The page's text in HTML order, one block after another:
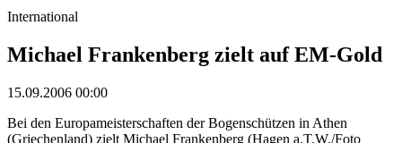
International
Michael Frankenberg zielt auf EM-Gold
15.09.2006 00:00
Bei den Europameisterschaften der Bogenschützen in Athen
(Griechenland) zielt Michael Frankenberg (Hagen a.T.W./Foto